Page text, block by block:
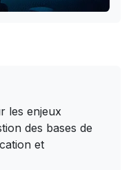
les enjeux
des bases de
et